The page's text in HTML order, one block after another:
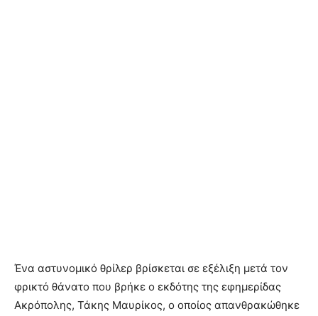
Ένα αστυνομικό θρίλερ βρίσκεται σε εξέλιξη μετά τον
φρικτό θάνατο που βρήκε ο εκδότης της εφημερίδας
Ακρόπολης, Τάκης Μαυρίκος, ο οποίος απανθρακώθηκε